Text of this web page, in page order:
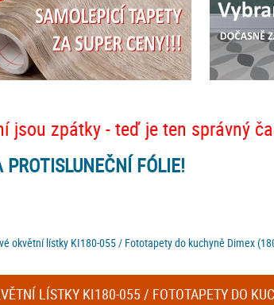
jsou zpátky - teď je ten správný
FÓLIE!
okvětní lístky KI180-055 / Fototapety do kuchyně Dimex
LÍSTKY KI180-055 / FOTOTAPETY DO